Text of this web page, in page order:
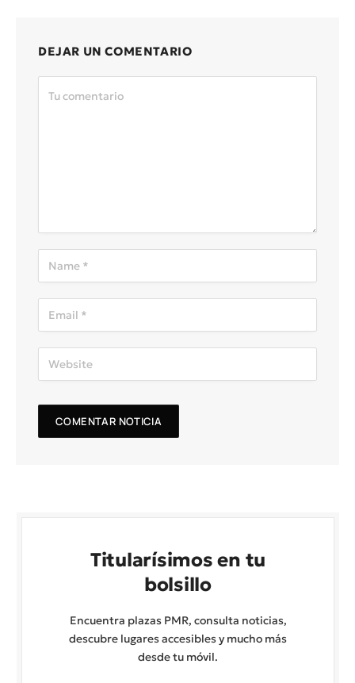
DEJAR UN COMENTARIO
Titularísimos en tu
bolsillo
Encuentra plazas PMR, consulta noticias,
descubre lugares accesibles y mucho más
desde tu móvil.